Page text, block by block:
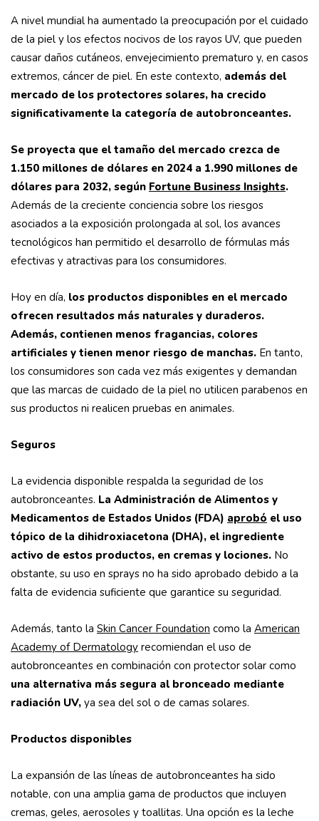
A nivel mundial ha aumentado la preocupación por el cuidado
de la piel y los efectos nocivos de los rayos UV, que pueden
causar daños cutáneos, envejecimiento prematuro y, en casos
extremos, cáncer de piel. En este contexto, además del
mercado de los protectores solares, ha crecido
significativamente la categoría de autobronceantes.
Se proyecta que el tamaño del mercado crezca de
1.150 millones de dólares en 2024 a 1.990 millones de
dólares para 2032, según Fortune Business Insights.
Además de la creciente conciencia sobre los riesgos
asociados a la exposición prolongada al sol, los avances
tecnológicos han permitido el desarrollo de fórmulas más
efectivas y atractivas para los consumidores.
Hoy en día, los productos disponibles en el mercado
ofrecen resultados más naturales y duraderos.
Además, contienen menos fragancias, colores
artificiales y tienen menor riesgo de manchas. En tanto,
los consumidores son cada vez más exigentes y demandan
que las marcas de cuidado de la piel no utilicen parabenos en
sus productos ni realicen pruebas en animales.
Seguros
La evidencia disponible respalda la seguridad de los
autobronceantes. La Administración de Alimentos y
Medicamentos de Estados Unidos (FDA) aprobó el uso
tópico de la dihidroxiacetona (DHA), el ingrediente
activo de estos productos, en cremas y lociones. No
obstante, su uso en sprays no ha sido aprobado debido a la
falta de evidencia suficiente que garantice su seguridad.
Además, tanto la Skin Cancer Foundation como la American
Academy of Dermatology recomiendan el uso de
autobronceantes en combinación con protector solar como
una alternativa más segura al bronceado mediante
radiación UV, ya sea del sol o de camas solares.
Productos disponibles
La expansión de las líneas de autobronceantes ha sido
notable, con una amplia gama de productos que incluyen
cremas, geles, aerosoles y toallitas. Una opción es la leche